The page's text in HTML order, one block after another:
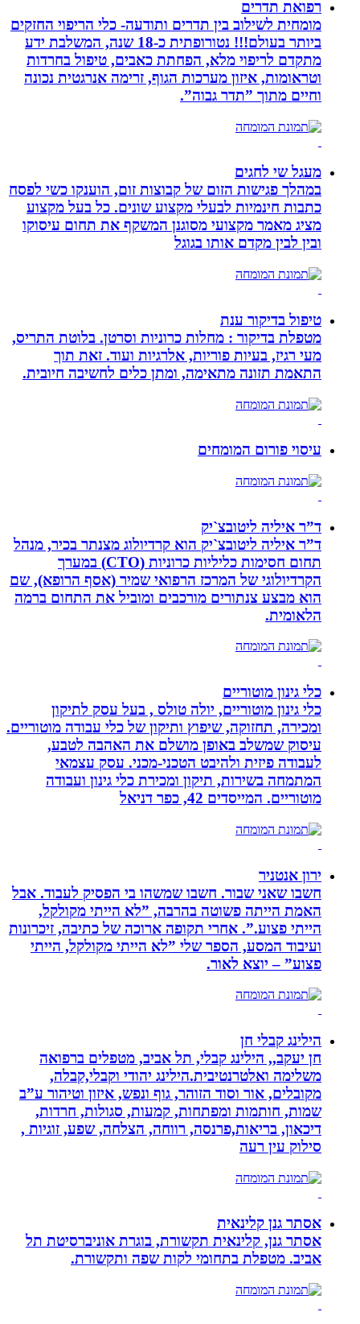
רפואת תדרים
מומחית לשילוב בין תדרים ותודעה- כלי הריפוי החזקים
ביותר בעולם!!! נטורופתית כ-18 שנה, המשלבת ידע
מתקדם לריפוי מלא, הפחתת כאבים, טיפול בחרדות
וטראומות, איזון מערכות הגוף, זרימה אנרגטית נכונה
וחיים מתוך ”תדר גבוה”.
מעגל שי לחגים
במהלך פגישות הזום של קבוצות זום, הוענקו כשי לפסח
כתבות חינמיות לבעלי מקצוע שונים. כל בעל מקצוע
מציג מאמר מקצועי מסוגנן המשקף את תחום עיסוקו
ובין לבין מקדם אותו בגוגל
טיפול בדיקור ענת
מטפלת בדיקור : מחלות כרוניות וסרטן. בלוטת התריס,
מעי רגיז, בעיות פוריות, אלרגיות ועוד. זאת תוך
התאמת תזונה מתאימה, ומתן כלים לחשיבה חיובית.
עיסוי פורום המומחים
ד”ר איליה ליטובצ`יק
ד”ר איליה ליטובצ`יק הוא קרדיולוג מצנתר בכיר, מנהל
תחום חסימות כליליות כרוניות (CTO) במערך
הקרדיולוגי של המרכז הרפואי שמיר (אסף הרופא), שם
הוא מבצע צנתורים מורכבים ומוביל את התחום ברמה
הלאומית.
כלי גינון מוטוריים
כלי גינון מוטוריים, יולה טולס , בעל עסק לתיקון
ומכירה, תחזוקה, שיפוץ ותיקון של כלי עבודה מוטוריים.
עיסוק שמשלב באופן מושלם את האהבה לטבע,
לעבודה פיזית ולהיבט הטכני-מכני. עסק עצמאי
המתמחה בשירות, תיקון ומכירת כלי גינון ועבודה
מוטוריים. המייסדים 42, כפר דניאל
ירון אנטניר
חשבו שאני שבור. חשבו שמשהו בי הפסיק לעבוד. אבל
האמת הייתה פשוטה בהרבה, ”לא הייתי מקולקל,
הייתי פצוע.”. אחרי תקופה ארוכה של כתיבה, זיכרונות
ועיבוד המסע, הספר שלי ”לא הייתי מקולקל, הייתי
פצוע” – יוצא לאור.
הילינג קבלי חן
חן יעקב,, הילינג קבלי, תל אביב, מטפלים ברפואה
משלימה ואלטרנטיבית.הילינג יהודי וקבלי,קבלה,
מקובלים, אור וסוד הזוהר, גוף ונפש, איזון וטיהור ע”ב
שמות, חותמות ומפתחות, קמעות, סגולות, חרדות,
דיכאון, בריאות,פרנסה, רווחה, הצלחה, שפע, זוגיות ,
סילוק עין רעה
אסתר גנן קלינאית
אסתר גנן, קלינאית תקשורת, בוגרת אוניברסיטת תל
אביב. מטפלת בתחומי לקות שפה ותקשורת.